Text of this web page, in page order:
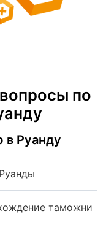
по
в Руанду
таможни